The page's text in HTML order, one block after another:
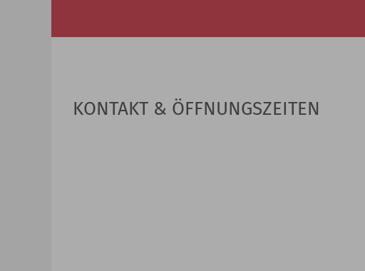
KONTAKT & ÖFFNUNGSZEITEN